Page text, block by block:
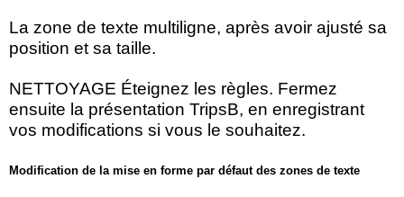
La zone de texte multiligne, après avoir ajusté sa
position et sa taille.
NETTOYAGE Éteignez les règles. Fermez
ensuite la présentation TripsB, en enregistrant
vos modifications si vous le souhaitez.
Modification de la mise en forme par défaut des zones de texte